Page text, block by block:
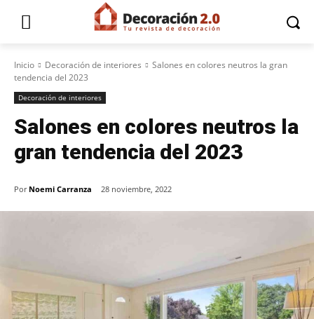
Inicio Decoración de interiores
Salones en colores neutros la gran
tendencia del 2023
Decoración de interiores
Salones en colores neutros la
gran tendencia del 2023
Por Noemi Carranza 28 noviembre, 2022